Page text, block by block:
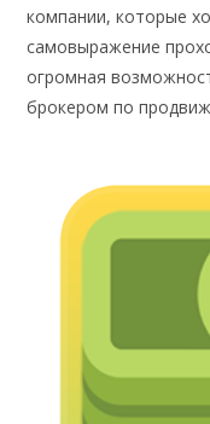
компании, которые
самовыражение
огромная
брокером по